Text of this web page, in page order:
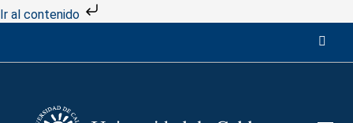
Ir al contenido